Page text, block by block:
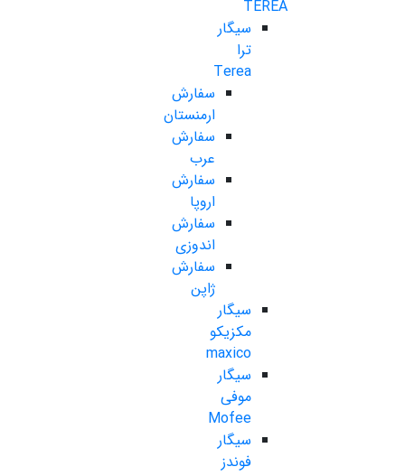
TEREA
سیگار
ترا
Terea
سفارش
ارمنستان
سفارش
عرب
سفارش
اروپا
سفارش
اندوزی
سفارش
ژاپن
سیگار
مکزیکو
maxico
سیگار
موفی
Mofee
سیگار
فوندز